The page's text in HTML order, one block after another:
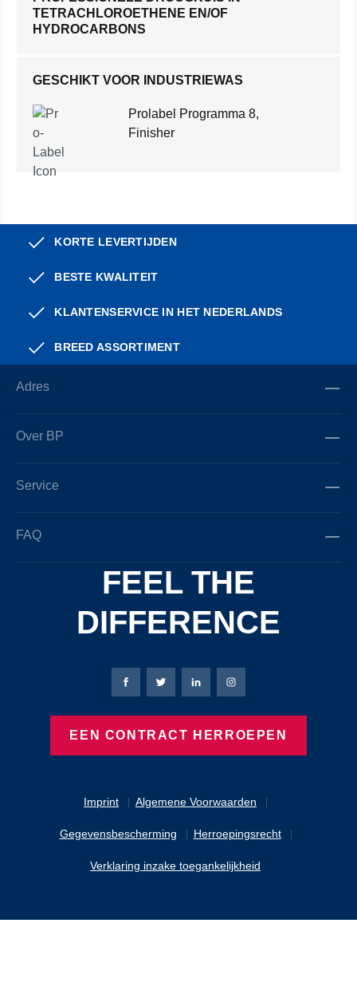
TETRACHLOROETHENE EN/OF
HYDROCARBONS
GESCHIKT VOOR INDUSTRIEWAS
Prolabel Programma 8,
Finisher
KORTE LEVERTIJDEN
BESTE KWALITEIT
KLANTENSERVICE IN HET NEDERLANDS
BREED ASSORTIMENT
Adres
Over BP
Service
FAQ
FEEL THE
DIFFERENCE
Imprint Algemene Voorwaarden
Gegevensbescherming Herroepingsrecht
Verklaring inzake toegankelijkheid
Bierbaum-Proenen Facebook-pagina
Bierbaum-Proenen X-pagina
Bierbaum-Proenen
Bierbaum-Proenen
EEN CONTRACT HERROEPEN